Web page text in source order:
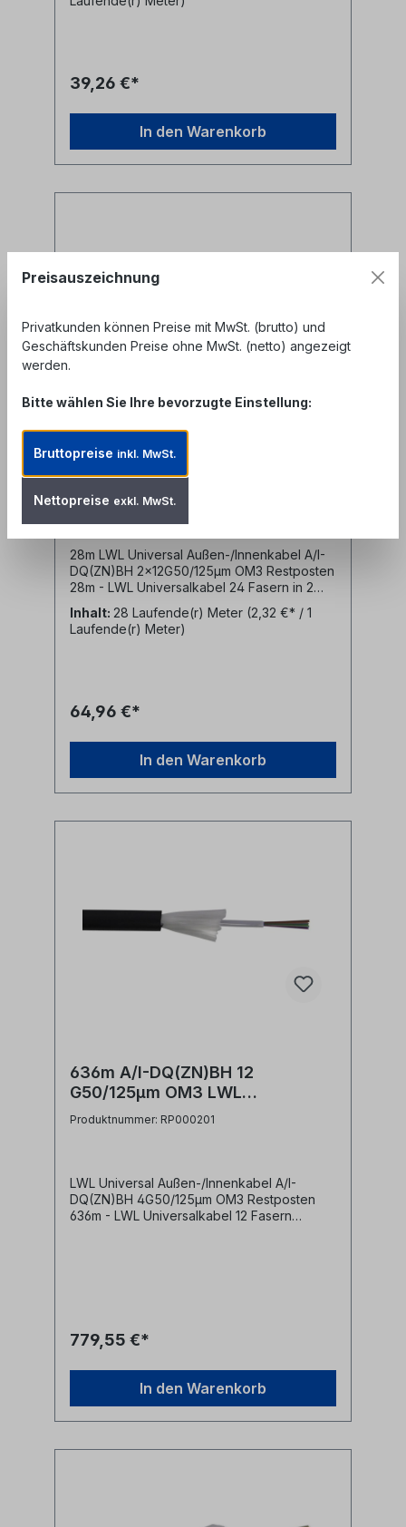
Mantel blau- zwei parallele Bündeladern-
39,26 €*
In den Warenkorb
28m A/I-DQ(ZN)BH 2x12
G50/125µm OM3 LWL
Universalkabel Restposten
Produktnummer: RP000068
28m LWL Universal Außen-/Innenkabel A/I-
DQ(ZN)BH 2x12G50/125µm OM3 Restposten
28m - LWL Universalkabel 24 Fasern in 2
Bündeln mit jeweils 12 Fasern 50/125µm
OM3- halogenfreier (LSZH) Mantel blau-
zwei parallele Bündeladern- ohne
Inhalt: 28 Laufende(r) Meter (2,32 €* / 1
Laufende(r) Meter)
64,96 €*
In den Warenkorb
636m A/I-DQ(ZN)BH 12
G50/125µm OM3 LWL
Universalkabel Restposten
Produktnummer: RP000201
LWL Universal Außen-/Innenkabel A/I-
DQ(ZN)BH 4G50/125µm OM3 Restposten
636m - LWL Universalkabel 12 Fasern
779,55 €*
In den Warenkorb
Preisauszeichnung
Privatkunden können Preise mit MwSt. (brutto) und
Geschäftskunden Preise ohne MwSt. (netto) angezeigt
werden.
Bitte wählen Sie Ihre bevorzugte Einstellung:
Bruttopreise inkl. MwSt.
Nettopreise exkl. MwSt.